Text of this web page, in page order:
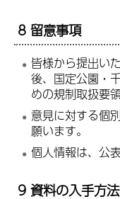
8 留意事項
皆様から提出い
後、国定公園・
めの規制取扱要
意見に対する個
願います。
個人情報は、公
9 資料の入手方